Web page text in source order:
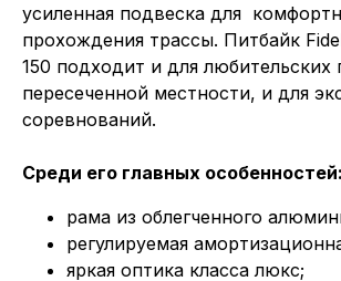
усиленная подвеска для
прохождения трассы. Питбайк
150 подходит и для любительских
пересеченной местности, и для
соревнований.
Среди его главных особенностей:
рама из облегченного
регулируемая
яркая оптика класса люкс;